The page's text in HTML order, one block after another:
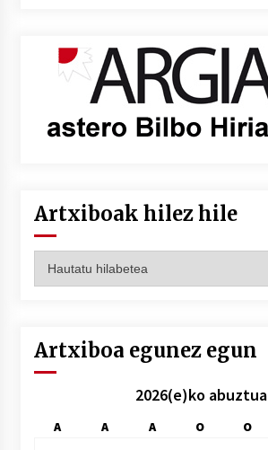
Artxiboak hilez hile
hilez
Artxiboa egunez egun
2026(e)ko abuztua
A A A O O